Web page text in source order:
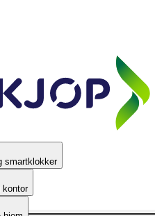
smartklokker
kontor